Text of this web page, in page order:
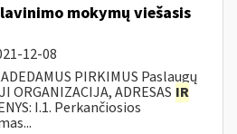
mokymų viešasis
12-08
PIRKIMUS Paslaugų
ORGANIZACIJA, ADRESAS IR
I.1. Perkančiosios